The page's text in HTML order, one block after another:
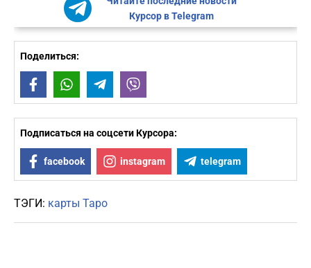
Курсор в Telegram
Поделиться:
FacebookWhatsAppTelegram
Подписаться на соцсети Курсора:
facebook instagram telegram
ТЭГИ: карты Таро